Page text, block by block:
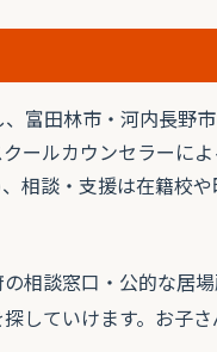
富田林市・河内長野
ールカウンセラーに
相談・支援は在籍校
相談窓口・公的な居
していけます。お子